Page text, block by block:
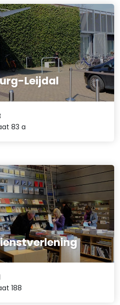
Leijdal
83 a
188